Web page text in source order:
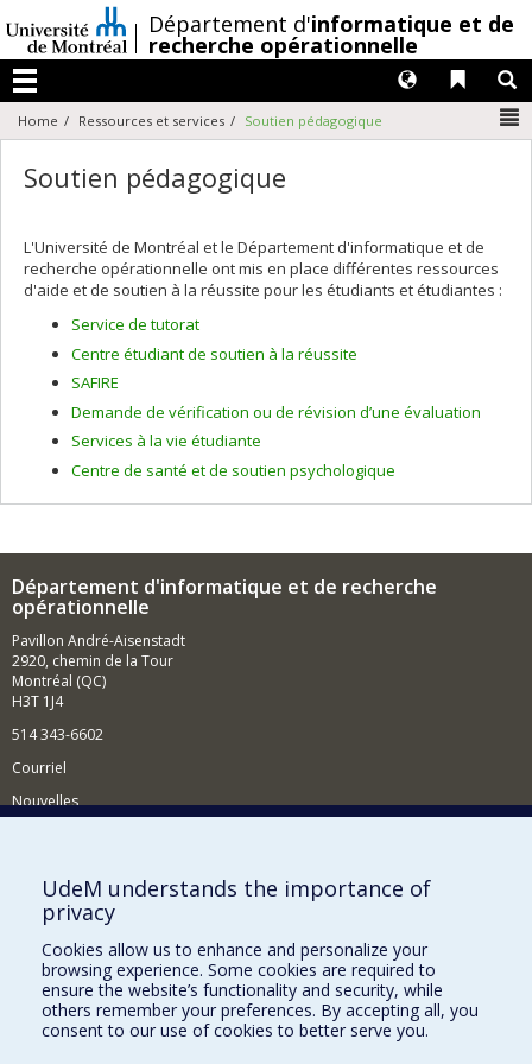
au
contenu
/Département d'informatique et de
recherche opérationnelle
Menu
Liens
Langues
Home Ressources et services Soutien pédagogique
Soutien pédagogique
L'Université de Montréal et le Département d'informatique et de
recherche opérationnelle ont mis en place différentes ressources
d'aide et de soutien à la réussite pour les étudiants et étudiantes :
Service de tutorat
Centre étudiant de soutien à la réussite
SAFIRE
Demande de vérification ou de révision d’une évaluation
Services à la vie étudiante
Centre de santé et de soutien psychologique
Département d'informatique et de recherche
opérationnelle
Pavillon André-Aisenstadt
2920, chemin de la Tour
Montréal (QC)
H3T 1J4
514 343-6602
Courriel
Nouvelles
Comment soutenir le Département?
BESOIN D'AIDE?
Plan du site
Signaler une erreur
Accessibilité
UdeM understands the importance of
privacy
Cookies allow us to enhance and personalize your
browsing experience. Some cookies are required to
ensure the website’s functionality and security, while
others remember your preferences. By accepting all, you
consent to our use of cookies to better serve you.